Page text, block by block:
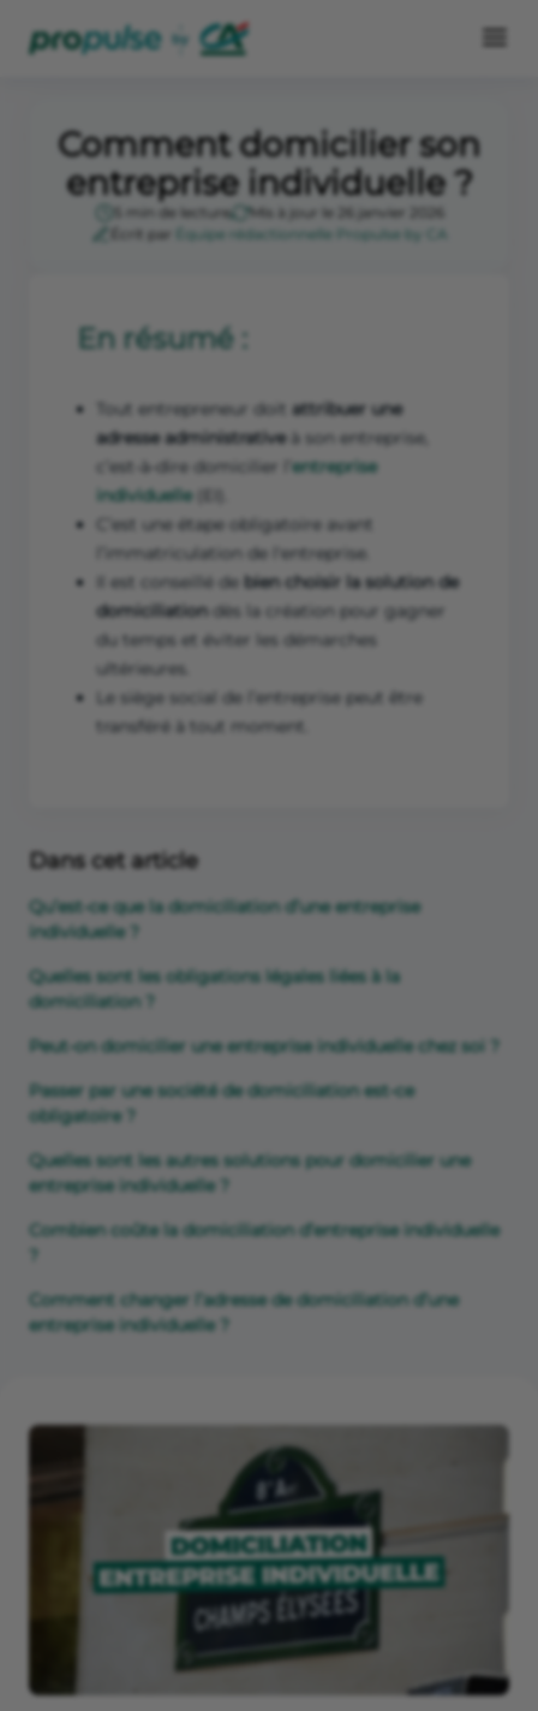
Comment domicilier son
entreprise individuelle ?
5 min de lecture
Mis à jour le 26 janvier 2026
Écrit par
Équipe rédactionnelle Propulse by CA
En résumé :
Tout entrepreneur doit attribuer une
adresse administrativeà son entreprise,
c’est-à-dire domicilier l’ entreprise
individuelle(EI).
C’est une étape obligatoire avant
l’immatriculation de l'entreprise.
Il est conseillé de bien choisir la solution de
domiciliationdès la création pour gagner
du temps et éviter les démarches
ultérieures.
Le siège social de l’entreprise peut être
transféré à tout moment.
Dans cet article
Qu’est-ce que la domiciliation d’une entreprise
individuelle ?
Quelles sont les obligations légales liées à la
domiciliation ?
Peut-on domicilier une entreprise individuelle chez soi ?
Passer par une société de domiciliation est-ce
obligatoire ?
Quelles sont les autres solutions pour domicilier une
entreprise individuelle ?
Combien coûte la domiciliation d’entreprise individuelle
?
Comment changer l’adresse de domiciliation d’une
entreprise individuelle ?